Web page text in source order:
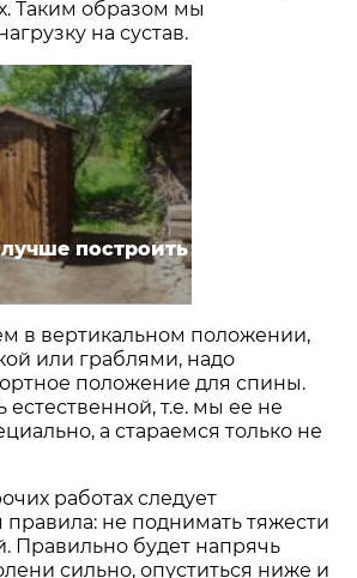
Таким образом мы
на сустав.
построить
в вертикальном положении,
или граблями, надо
положение для спины.
т.е. мы ее не
а стараемся только не
работах следует
не поднимать тяжести
Правильно будет напрячь
сильно, опуститься ниже и